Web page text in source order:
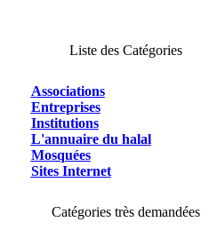
Liste des Catégories
Associations
Entreprises
Institutions
L'annuaire du halal
Mosquées
Sites Internet
Catégories très demandées